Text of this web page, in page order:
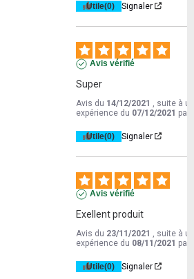
Utile(0) Signaler
Avis vérifié
Super
Avis du 14/12/2021
, suite à
expérience du 07/12/2021 par
Utile(0) Signaler
Avis vérifié
Exellent produit
Avis du 23/11/2021
, suite à
expérience du 08/11/2021 par
Utile(0) Signaler